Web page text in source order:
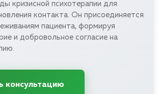
кризисной психотерапии для
контакта. Он присоединяется
пациента, формируя
и добровольное согласие на
консультацию